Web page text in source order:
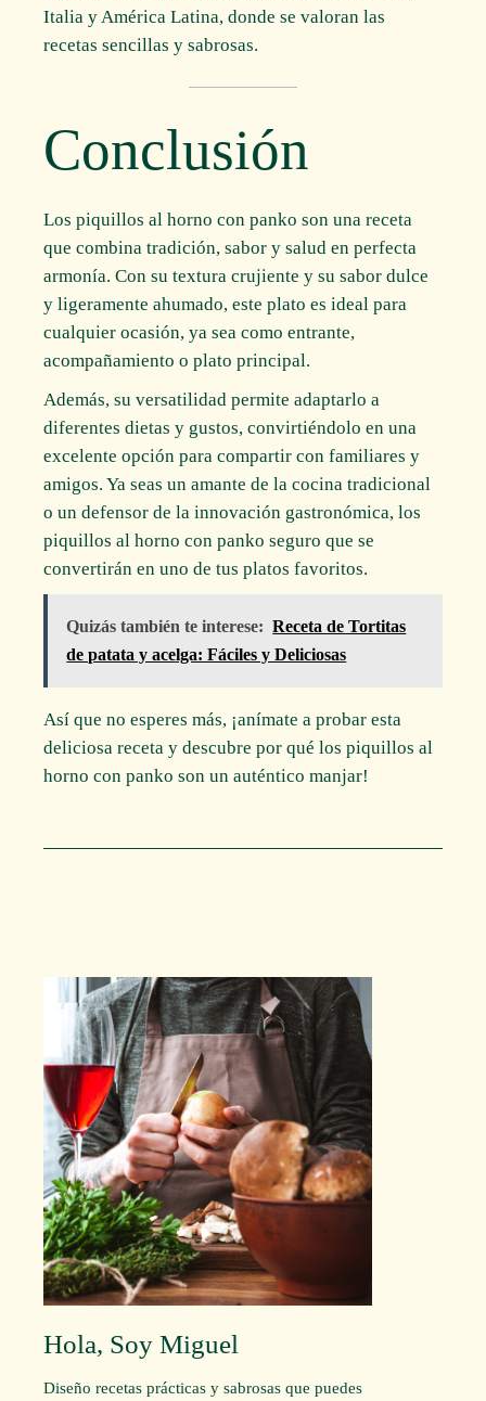
Italia y América Latina, donde se valoran las
recetas sencillas y sabrosas.
Conclusión
Los piquillos al horno con panko son una receta
que combina tradición, sabor y salud en perfecta
armonía. Con su textura crujiente y su sabor dulce
y ligeramente ahumado, este plato es ideal para
cualquier ocasión, ya sea como entrante,
acompañamiento o plato principal.
Además, su versatilidad permite adaptarlo a
diferentes dietas y gustos, convirtiéndolo en una
excelente opción para compartir con familiares y
amigos. Ya seas un amante de la cocina tradicional
o un defensor de la innovación gastronómica, los
piquillos al horno con panko seguro que se
convertirán en uno de tus platos favoritos.
Quizás también te interese: Receta de Tortitas
de patata y acelga: Fáciles y Deliciosas
Así que no esperes más, ¡anímate a probar esta
deliciosa receta y descubre por qué los piquillos al
horno con panko son un auténtico manjar!
Hola, Soy Miguel
Diseño recetas prácticas y sabrosas que puedes